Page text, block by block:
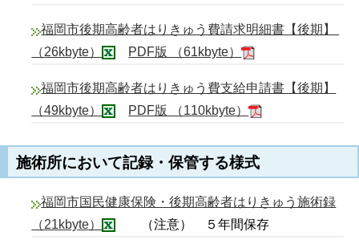
福岡市後期高齢者はりきゅう費請求明細書【後期】
（26kbyte）
PDF版 （61kbyte）
福岡市後期高齢者はりきゅう費支給申請書【後期】
（49kbyte）
PDF版 （110kbyte）
施術所において記録・保管する様式
福岡市国民健康保険・後期高齢者はりきゅう施術録
（21kbyte）
（注意） ５年間保存